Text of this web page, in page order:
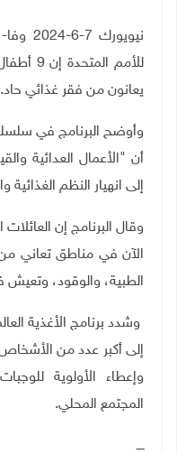
يعانون من فقر غذائي حاد.
وأوضح البرنامج في
أن "الأعمال العدائية
إلى انهيار النظم الغذائية
وقال البرنامج إن
الآن في مناطق تعاني من
الطبية، والوقود،
وشدد برنامج الأغذية
إلى أكبر عدد من
وإعطاء الأولوية
المجتمع المحلي.
ــــ